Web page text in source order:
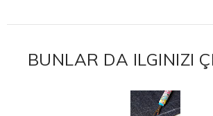
BUNLAR DA ILGINIZI